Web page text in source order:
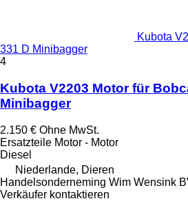
Kubota
331 D Minibagger
4
Kubota V2203 Motor für
Minibagger
2.150 € Ohne MwSt.
Ersatzteile Motor - Motor
Diesel
Niederlande, Dieren
Handelsonderneming Wim Wensink
Verkäufer kontaktieren